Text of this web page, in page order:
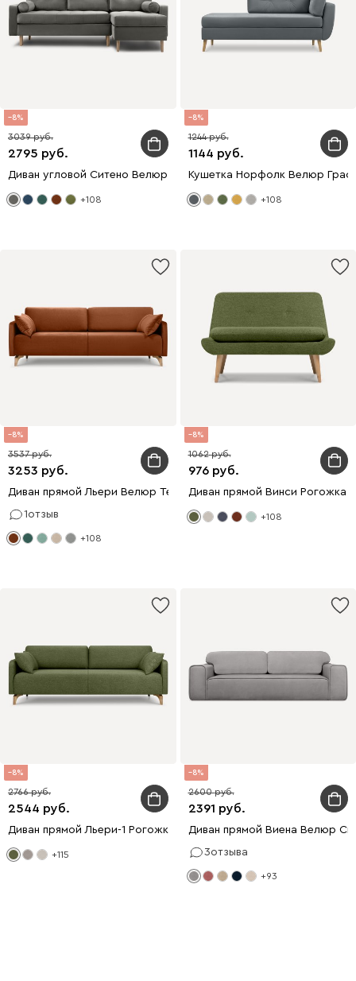
8
2795
3039
Диван угловой Ситено Велюр Серый
+108
8
1144
1244
Кушетка Норфолк Велюр
+108
8
3253
3537
Диван прямой Льери Велюр Терракотовый
1отзыв
+108
8
976
1062
Диван прямой Винси Рогожка
+108
8
2544
2766
Диван прямой Льери-1 Рогожка Оливковый
+115
8
2391
2600
Диван прямой Виена Велюр
3отзыва
+93